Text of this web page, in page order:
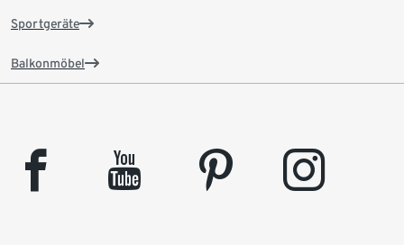
Sportgeräte
Balkonmöbel
facebook youtube pinterest instagram